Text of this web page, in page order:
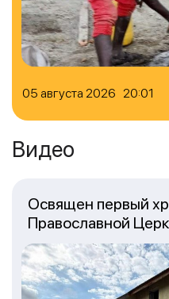
05 августа 2026 20:01
Видео
Освящен первый
Православной